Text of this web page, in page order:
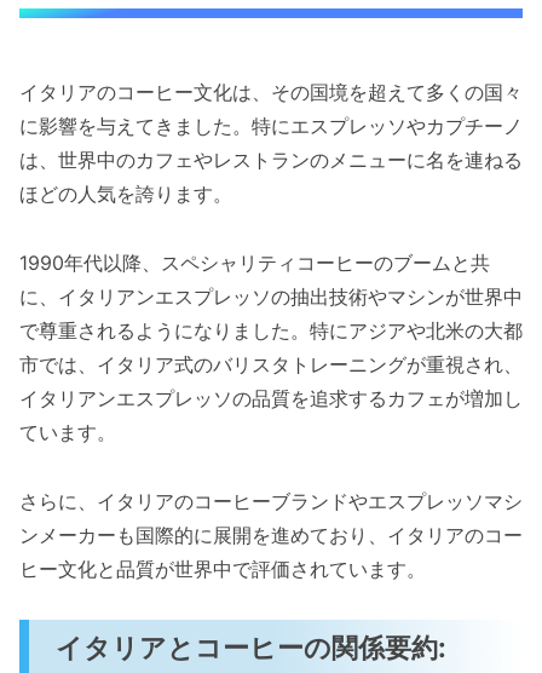
イタリアのコーヒー文化は、その国境を超えて多くの国々
に影響を与えてきました。特にエスプレッソやカプチーノ
は、世界中のカフェやレストランのメニューに名を連ねる
ほどの人気を誇ります。
1990年代以降、スペシャリティコーヒーのブームと共
に、イタリアンエスプレッソの抽出技術やマシンが世界中
で尊重されるようになりました。特にアジアや北米の大都
市では、イタリア式のバリスタトレーニングが重視され、
イタリアンエスプレッソの品質を追求するカフェが増加し
ています。
さらに、イタリアのコーヒーブランドやエスプレッソマシ
ンメーカーも国際的に展開を進めており、イタリアのコー
ヒー文化と品質が世界中で評価されています。
イタリアとコーヒーの関係要約: